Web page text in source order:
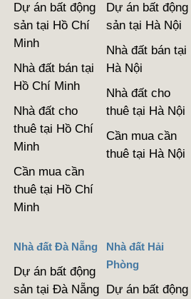
Dự án bất động
sản tại Hồ Chí
Minh
Nhà đất bán tại
Hồ Chí Minh
Nhà đất cho
thuê tại Hồ Chí
Minh
Cần mua cần
thuê tại Hồ Chí
Minh
Dự án bất động
sản tại Hà Nội
Nhà đất bán tại
Hà Nội
Nhà đất cho
thuê tại Hà Nội
Cần mua cần
thuê tại Hà Nội
Nhà đất Đà Nẵng
Dự án bất động
sản tại Đà Nẵng
Nhà đất Hải
Phòng
Dự án bất động